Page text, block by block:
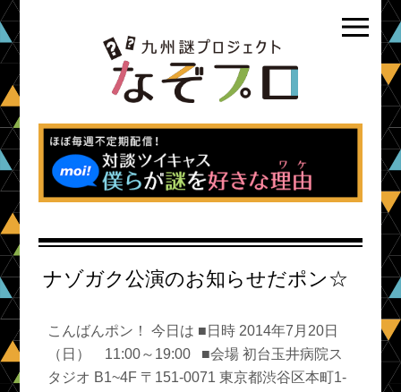
ナゾガク公演のお知らせだポン☆
こんばんポン！ 今日は ■日時 2014年7月20日
（日） 11:00～19:00 ■会場 初台玉井病院ス
タジオ B1~4F 〒151-0071 東京都渋谷区本町1-